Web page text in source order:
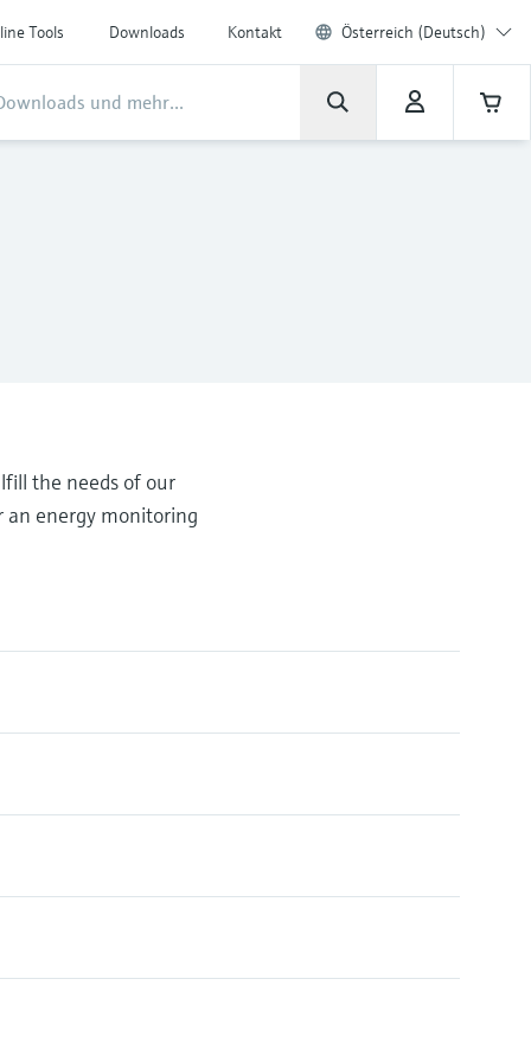
Tools Downloads Kontakt Österreich (Deutsch)
the needs of our
an energy monitoring